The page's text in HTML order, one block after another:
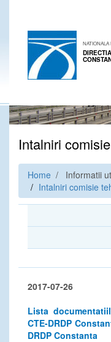
Intalniri
Home / Informatii
Intalniri comisie
2017-07-26
Lista
CTE-DRDP
DRDP Constanta